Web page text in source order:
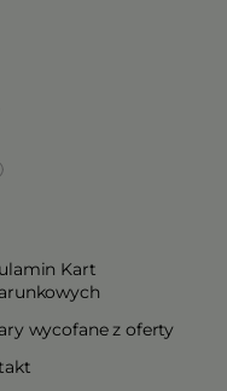
Kart
wycofane z oferty